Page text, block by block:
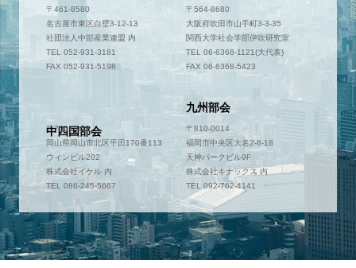
〒461-8580
名古屋市東区白壁3-12-13
社団法人中部産業連盟 内
TEL 052-931-3181
FAX 052-931-5198
〒564-8680
大阪府吹田市山手町3-3-35
関西大学社会学部伊吹研究室
TEL 06-6368-1121(大代表)
FAX 06-6368-5423
中四国部会
〒700-0952
岡山県岡山市北区平田170番113
ウィンビル202
株式会社イケル 内
TEL 086-245-5667
九州部会
〒810-0014
福岡市中央区大名2-8-18
天神パークビル9F
株式会社キナックス 内
TEL 092-762-4141